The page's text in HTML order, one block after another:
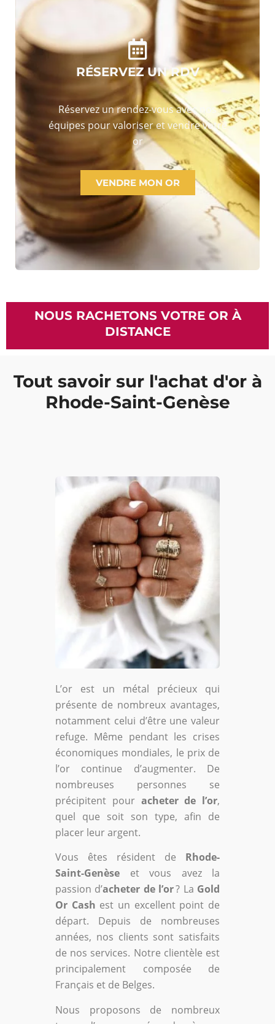
RÉSERVEZ UN RDV
Réservez un rendez-vous avec nos
équipes pour valoriser et vendre votre
or
VENDRE MON OR
NOUS RACHETONS VOTRE OR À
DISTANCE
Tout savoir sur l'achat d'or à
Rhode-Saint-Genèse
L’or est un métal précieux qui
présente de nombreux avantages,
notamment celui d’être une valeur
refuge. Même pendant les crises
économiques mondiales, le prix de
l’or continue d’augmenter. De
nombreuses personnes se
précipitent pour acheter de l’or,
quel que soit son type, afin de
placer leur argent.
Vous êtes résident de Rhode-
Saint-Genèse et vous avez la
passion d’acheter de l’or? La Gold
Or Cash est un excellent point de
départ. Depuis de nombreuses
années, nos clients sont satisfaits
de nos services. Notre clientèle est
principalement composée de
Français et de Belges.
Nous proposons de nombreux